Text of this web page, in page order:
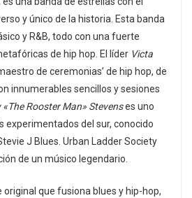
y único de la historia. Esta banda
y R&B, todo con una fuerte
de hip hop. El líder Victa
de ceremonias’ de hip hop, de
innumerables sencillos y sesiones
«The Rooster Man» Stevenses uno
experimentados del sur, conocido
J Blues. Urban Ladder Society
de un músico legendario.
que fusiona blues y hip-hop,